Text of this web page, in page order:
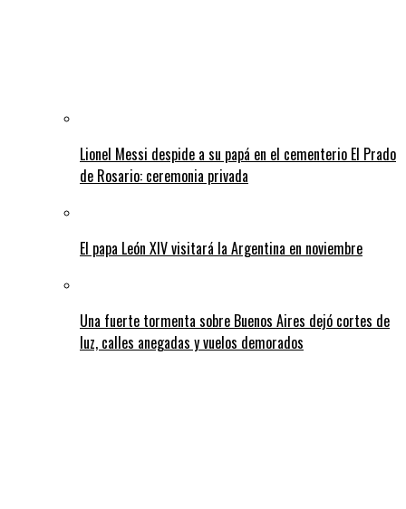
Lionel Messi despide a su papá en el cementerio El Prado
de Rosario: ceremonia privada
El papa León XIV visitará la Argentina en noviembre
Una fuerte tormenta sobre Buenos Aires dejó cortes de
luz, calles anegadas y vuelos demorados